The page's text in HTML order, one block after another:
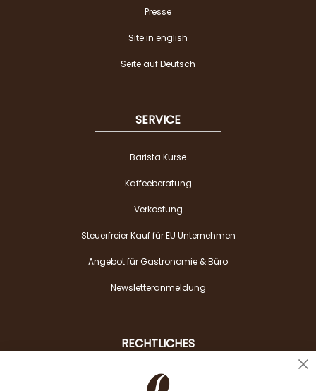
Presse
Site in english
Seite auf Deutsch
SERVICE
Barista Kurse
Kaffeeberatung
Verkostung
Steuerfreier Kauf für EU Unternehmen
Angebot für Gastronomie & Büro
Newsletteranmeldung
RECHTLICHES
Liefer- & Versandkosten